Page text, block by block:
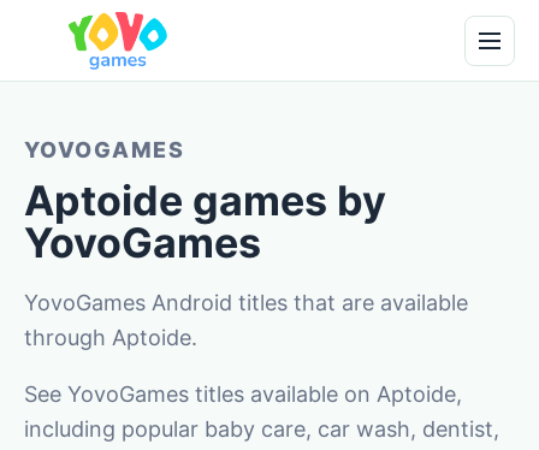
YOVOGAMES
Aptoide games by
YovoGames
YovoGames Android titles that are available
through Aptoide.
See YovoGames titles available on Aptoide,
including popular baby care, car wash, dentist,